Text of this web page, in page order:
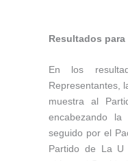
Resultados
En los
Representantes,
muestra al
encabezando
seguido por el
Partido de La